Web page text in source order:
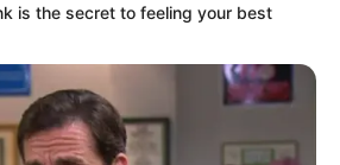
is the secret to feeling your best